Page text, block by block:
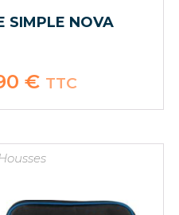
SIMPLE NOVA
€Le
prix
est :
TTC